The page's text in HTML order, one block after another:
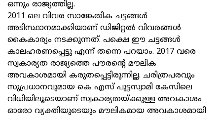
ഒന്നും രാജ്യത്തില്ല.
2011 ലെ വിവര സാങ്കേതിക ചട്ടങ്ങള്‍
അടിസ്ഥാനമാക്കിയാണ് ഡിജിറ്റല്‍ വിവരങ്ങള്‍
കൈകാര്യം നടക്കുന്നത്. പക്ഷെ ഈ ചട്ടങ്ങള്‍
കാലഹരണപ്പെട്ടു എന്ന് തന്നെ പറയാം. 2017 വരെ
സ്വകാര്യത രാജ്യത്തെ പൗരന്റെ മൗലിക
അവകാശമായി കരുതപ്പെട്ടിരുന്നില്ല. ചരിത്രപരവും
സുപ്രധാനവുമായ കെ എസ് പുട്ടസ്വാമി കേസിലെ
വിധിയിലൂടെയാണ് സ്വകാര്യതയ്ക്കുള്ള അവകാശം
ഓരോ വ്യക്തിയുടെയും മൗലികമായ അവകാശമായി